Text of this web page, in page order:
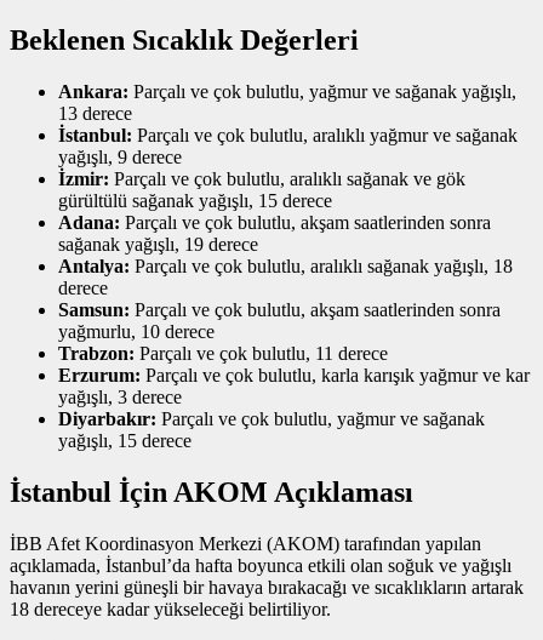
Beklenen Sıcaklık Değerleri
Ankara: Parçalı ve çok bulutlu, yağmur ve sağanak yağışlı,
13 derece
İstanbul: Parçalı ve çok bulutlu, aralıklı yağmur ve sağanak
yağışlı, 9 derece
İzmir: Parçalı ve çok bulutlu, aralıklı sağanak ve gök
gürültülü sağanak yağışlı, 15 derece
Adana: Parçalı ve çok bulutlu, akşam saatlerinden sonra
sağanak yağışlı, 19 derece
Antalya: Parçalı ve çok bulutlu, aralıklı sağanak yağışlı, 18
derece
Samsun: Parçalı ve çok bulutlu, akşam saatlerinden sonra
yağmurlu, 10 derece
Trabzon: Parçalı ve çok bulutlu, 11 derece
Erzurum: Parçalı ve çok bulutlu, karla karışık yağmur ve kar
yağışlı, 3 derece
Diyarbakır: Parçalı ve çok bulutlu, yağmur ve sağanak
yağışlı, 15 derece
İstanbul İçin AKOM Açıklaması
İBB Afet Koordinasyon Merkezi (AKOM) tarafından yapılan
açıklamada, İstanbul’da hafta boyunca etkili olan soğuk ve yağışlı
havanın yerini güneşli bir havaya bırakacağı ve sıcaklıkların artarak
18 dereceye kadar yükseleceği belirtiliyor.